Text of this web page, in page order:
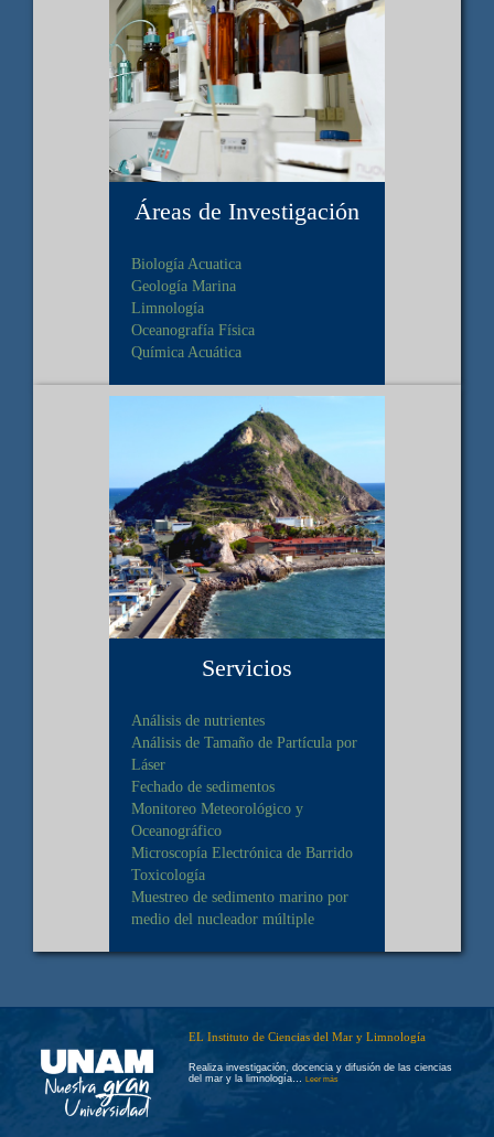
Áreas de Investigación
Biología Acuatica
Geología Marina
Limnología
Oceanografía Física
Química Acuática
Servicios
Análisis de nutrientes
Análisis de Tamaño de Partícula por
Láser
Fechado de sedimentos
Monitoreo Meteorológico y
Oceanográfico
Microscopía Electrónica de Barrido
Toxicología
Muestreo de sedimento marino por
medio del nucleador múltiple
EL Instituto de Ciencias del Mar y Limnología
Realiza investigación, docencia y difusión de las ciencias
del mar y la limnología… Leer más